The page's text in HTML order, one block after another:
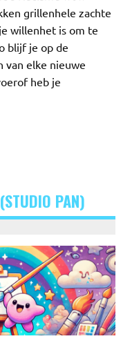
grillenhele zachte
willenhet is om te
blijf je op de
van elke nieuwe
heb je
PAN)